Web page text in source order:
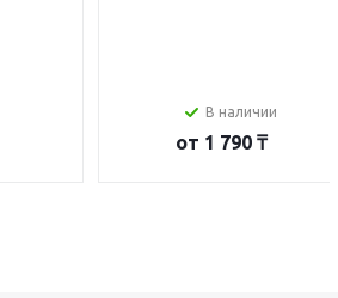
В наличии
от 1 790 ₸